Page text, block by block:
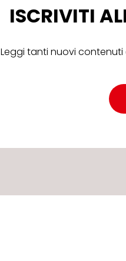
ISCRIVITI
Leggi tanti nuovi